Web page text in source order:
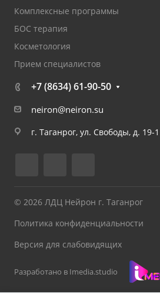
Комплексные программы
БОС терапия
Косметология
Прием специалистов
+7 (8634) 61-90-50
neiron@neiron.su
г. Таганрог, ул. Свободы, д. 19-1
© 2026 ЛДЦ Нейрон г. Таганрог
Политика конфиденциальности
Версия для слабовидящих
Разработано в Imedia.studio